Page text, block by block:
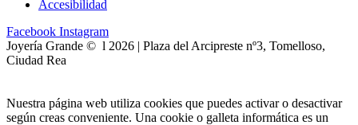
Accesibilidad
Facebook Instagram
Joyería Grande © l 2026 | Plaza del Arcipreste nº3, Tomelloso,
Ciudad Rea
Nuestra página web utiliza cookies que puedes activar o desactivar
según creas conveniente. Una cookie o galleta informática es un